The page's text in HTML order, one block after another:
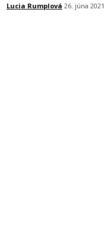
Lucia Rumplová 26. júna 2021